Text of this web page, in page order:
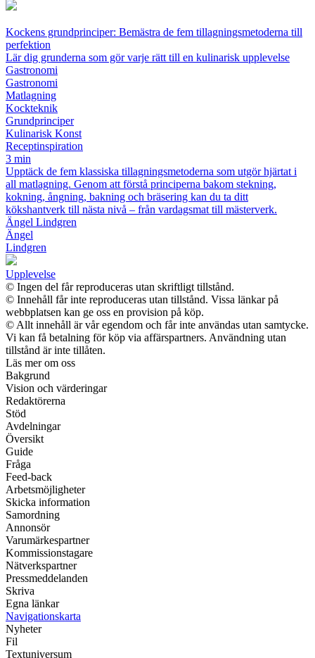
Kockens grundprinciper: Bemästra de fem tillagningsmetoderna till
perfektion
Lär dig grunderna som gör varje rätt till en kulinarisk upplevelse
Gastronomi
Gastronomi
Matlagning
Kockteknik
Grundprinciper
Kulinarisk Konst
Receptinspiration
3 min
Upptäck de fem klassiska tillagningsmetoderna som utgör hjärtat i
all matlagning. Genom att förstå principerna bakom stekning,
kokning, ångning, bakning och bräsering kan du ta ditt
kökshantverk till nästa nivå – från vardagsmat till mästerverk.
Ängel Lindgren
Ängel
Lindgren
Upplevelse
© Ingen del får reproduceras utan skriftligt tillstånd.
© Innehåll får inte reproduceras utan tillstånd. Vissa länkar på
webbplatsen kan ge oss en provision på köp.
© Allt innehåll är vår egendom och får inte användas utan samtycke.
Vi kan få betalning för köp via affärspartners. Användning utan
tillstånd är inte tillåten.
Läs mer om oss
Bakgrund
Vision och värderingar
Redaktörerna
Stöd
Avdelningar
Översikt
Guide
Fråga
Feed-back
Arbetsmöjligheter
Skicka information
Samordning
Annonsör
Varumärkespartner
Kommissionstagare
Nätverkspartner
Pressmeddelanden
Skriva
Egna länkar
Navigationskarta
Nyheter
Fil
Textuniversum